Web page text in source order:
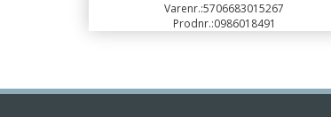
Varenr.:5706683015267
Prodnr.:0986018491